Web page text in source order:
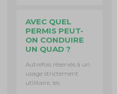
AVEC QUEL
PERMIS PEUT-
ON CONDUIRE
UN QUAD ?
Autrefois réservés à un
usage strictement
utilitaire, les